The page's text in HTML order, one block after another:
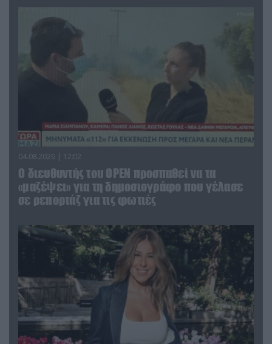
04.08.2026 | 12:02
O διευθυντής του OPEN προσπαθεί να τα
«μαζέψει» για τη δημοσιογράφο που γέλασε
σε ρεπορτάζ για τις φωτιές